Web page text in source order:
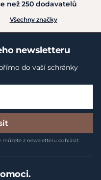
než 250 dodavatelů
Všechny značky
newsletteru
do vaší schránky
můžete z newsletteru odhlásit.